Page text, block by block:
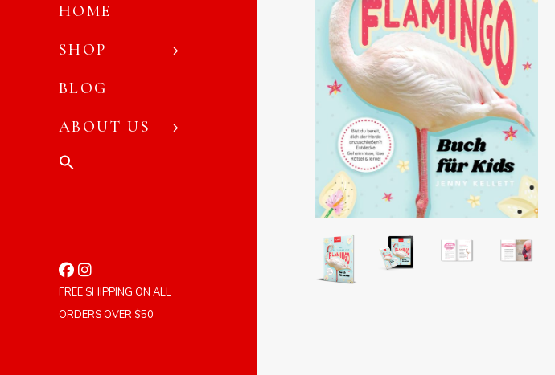
HOME
SHOP
BLOG
ABOUT US
FREE SHIPPING ON ALL
ORDERS OVER $50